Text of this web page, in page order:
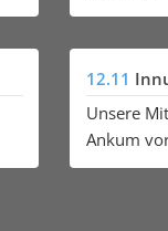
12.11
Unsere
Ankum